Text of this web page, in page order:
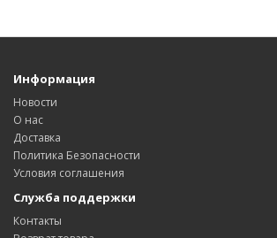
Информация
Новости
О нас
Доставка
Политика Безопасности
Условия соглашения
Служба поддержки
Контакты